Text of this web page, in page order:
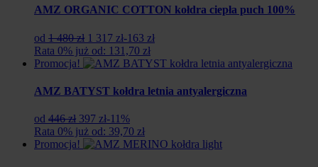
zł.
zł.
AMZ ORGANIC COTTON kołdra ciepła puch 100%
od 1 480 zł Pierwotna
cena
wynosiła:
480
1 317 złAktualna
cena
wynosi:
317
-163 zł
Rata 0% już od: 131,70 zł
Promocja!
AMZ BATYST kołdra letnia antyalergiczna
od 446 zł Pierwotna
cena
wynosiła:
397 złAktualna
cena
wynosi:
-11%
Rata 0% już od: 39,70 zł
Promocja!